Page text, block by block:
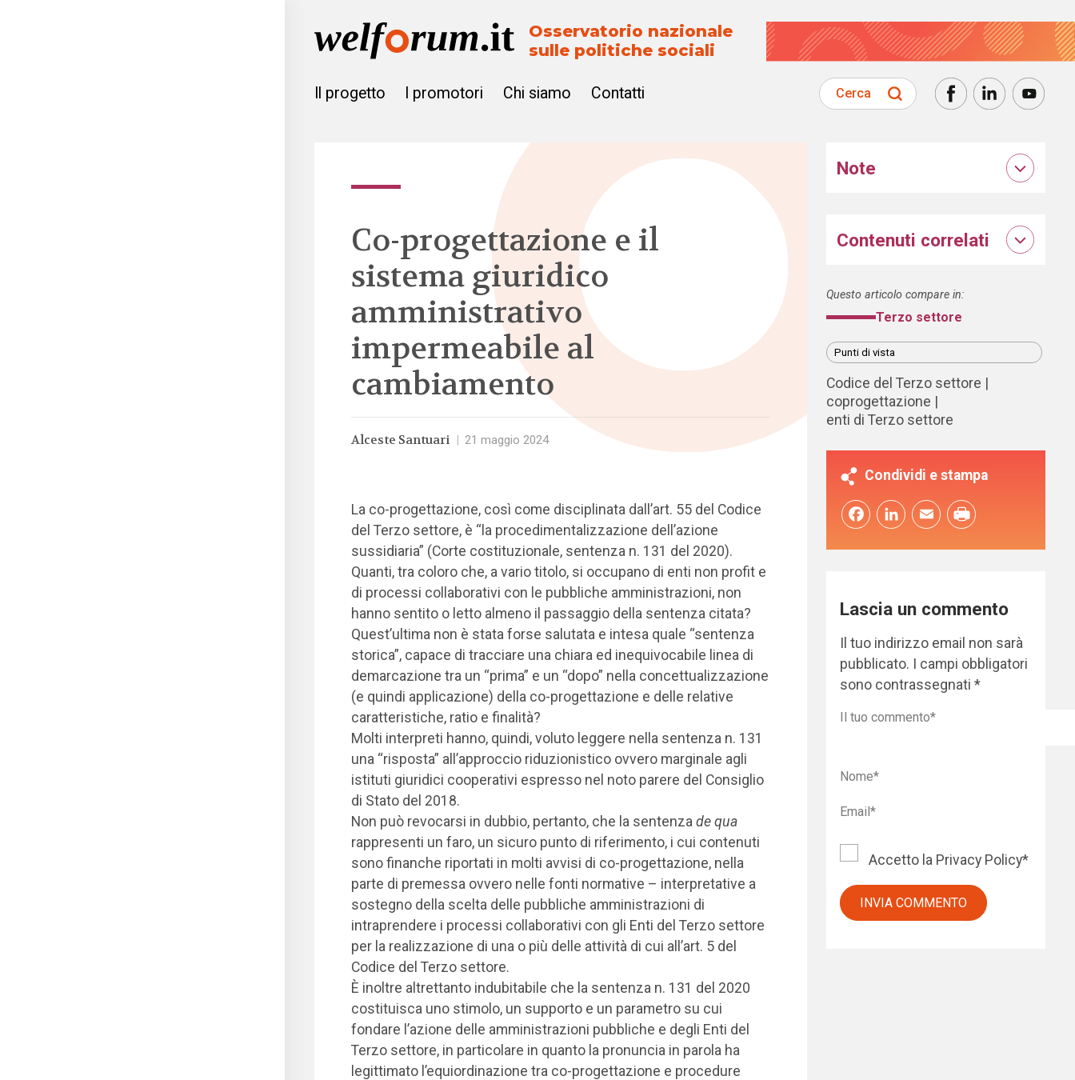
Osservatorio nazionale
sulle politiche sociali
Il progetto I promotori Chi siamo Contatti Cerca
Co-progettazione e il
sistema giuridico
amministrativo
impermeabile al
cambiamento
Alceste Santuari 21 maggio 2024
La co-progettazione, così come disciplinata dall’art. 55 del Codice
del Terzo settore, è “la procedimentalizzazione dell’azione
sussidiaria” (Corte costituzionale, sentenza n. 131 del 2020).
Quanti, tra coloro che, a vario titolo, si occupano di enti non profit e
di processi collaborativi con le pubbliche amministrazioni, non
hanno sentito o letto almeno il passaggio della sentenza citata?
Quest’ultima non è stata forse salutata e intesa quale “sentenza
storica”, capace di tracciare una chiara ed inequivocabile linea di
demarcazione tra un “prima” e un “dopo” nella concettualizzazione
(e quindi applicazione) della co-progettazione e delle relative
caratteristiche, ratio e finalità?
Molti interpreti hanno, quindi, voluto leggere nella sentenza n. 131
una “risposta” all’approccio riduzionistico ovvero marginale agli
istituti giuridici cooperativi espresso nel noto parere del Consiglio
di Stato del 2018.
Non può revocarsi in dubbio, pertanto, che la sentenza de qua
rappresenti un faro, un sicuro punto di riferimento, i cui contenuti
sono finanche riportati in molti avvisi di co-progettazione, nella
parte di premessa ovvero nelle fonti normative – interpretative a
sostegno della scelta delle pubbliche amministrazioni di
intraprendere i processi collaborativi con gli Enti del Terzo settore
per la realizzazione di una o più delle attività di cui all’art. 5 del
Codice del Terzo settore.
È inoltre altrettanto indubitabile che la sentenza n. 131 del 2020
costituisca uno stimolo, un supporto e un parametro su cui
fondare l’azione delle amministrazioni pubbliche e degli Enti del
Terzo settore, in particolare in quanto la pronuncia in parola ha
legittimato l’equiordinazione tra co-progettazione e procedure
Note
Contenuti correlati
Questo articolo compare in:
Terzo settore
Punti di vista
Codice del Terzo settore
coprogettazione
enti di Terzo settore
Condividi e stampa
FacebookLinkedInEmail
Lascia un commento
Il tuo indirizzo email non sarà
pubblicato.
I campi obbligatori
sono contrassegnati*
Accetto la Privacy Policy*